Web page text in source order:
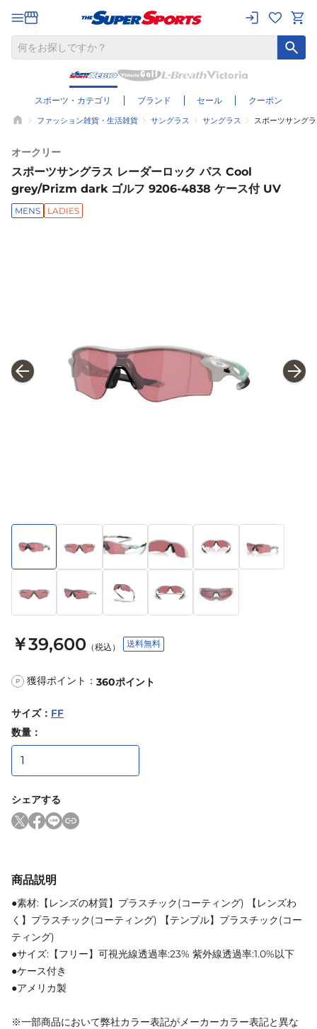
スポーツ・カテゴリ ブランド セール クーポン
ファッション雑貨・生活雑貨 サングラス サングラス スポーツサング
オークリー
スポーツサングラス レーダーロック パス Cool
grey/Prizm dark ゴルフ 9206-4838 ケース付 UV
MENS LADIES
￥39,600 （税込） 送料無料
P 獲得ポイント： 360ポイント
サイズ： FF
数量：
シェアする
商品説明
●素材:【レンズの材質】プラスチック(コーティング) 【レンズわ
く】プラスチック(コーティング) 【テンプル】プラスチック(コー
ティング)
●サイズ:【フリー】可視光線透過率:23% 紫外線透過率:1.0%以下
●ケース付き
●アメリカ製
※一部商品において弊社カラー表記がメーカーカラー表記と異な